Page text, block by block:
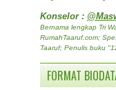
Konselor :
Bernama lengkap Tri
RumahTaaruf.com;
Taaruf; Penulis buku
FORMAT